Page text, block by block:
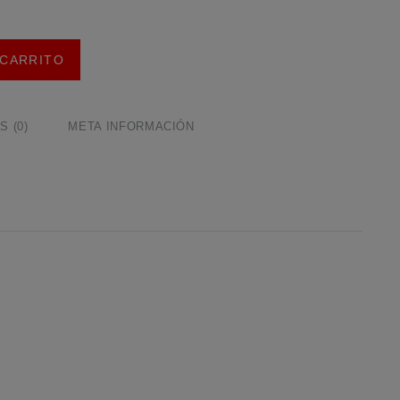
(0) META INFORMACIÓN